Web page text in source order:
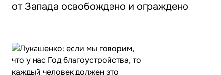
от Запада освобождено и ограждено